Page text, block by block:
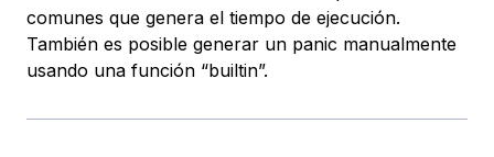
comunes que genera el tiempo de ejecución.
También es posible generar un panic manualmente
usando una función “builtin”.